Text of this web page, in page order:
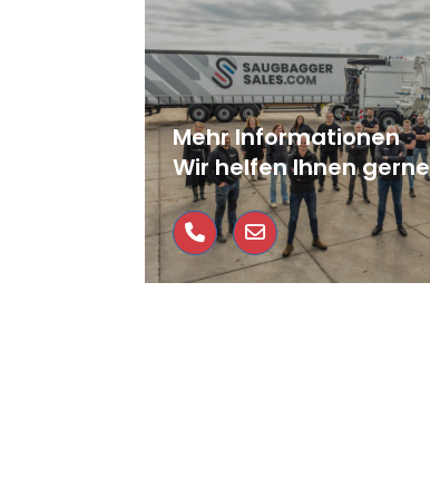
Mehr Informationen
Wir helfen Ihnen